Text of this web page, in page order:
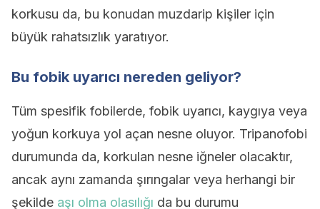
korkusu da, bu konudan muzdarip kişiler için
büyük rahatsızlık yaratıyor.
Bu fobik uyarıcı nereden geliyor?
Tüm spesifik fobilerde, fobik uyarıcı, kaygıya veya
yoğun korkuya yol açan nesne oluyor. Tripanofobi
durumunda da, korkulan nesne iğneler olacaktır,
ancak aynı zamanda şırıngalar veya herhangi bir
şekilde aşı olma olasılığı da bu durumu